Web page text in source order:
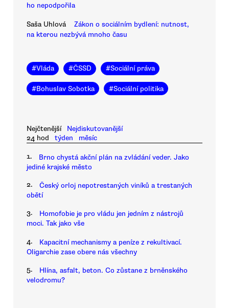
ho nepodpořila
Saša Uhlová
Zákon o sociálním bydlení: nutnost,
na kterou nezbývá mnoho času
#Vláda #ČSSD #Sociální práva
#Bohuslav Sobotka #Sociální politika
Nejčtenější
Nejdiskutovanější
24 hod
týden měsíc
1.
Brno chystá akční plán na zvládání veder. Jako
jediné krajské město
2.
Český orloj nepotrestaných viníků a trestaných
obětí
3.
Homofobie je pro vládu jen jedním z nástrojů
moci. Tak jako vše
4.
Kapacitní mechanismy a peníze z rekultivací.
Oligarchie zase obere nás všechny
5.
Hlína, asfalt, beton. Co zůstane z brněnského
velodromu?